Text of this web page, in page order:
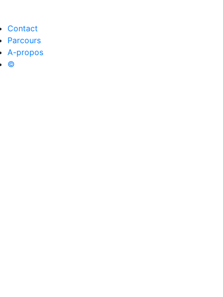
Contact
Parcours
A-propos
©